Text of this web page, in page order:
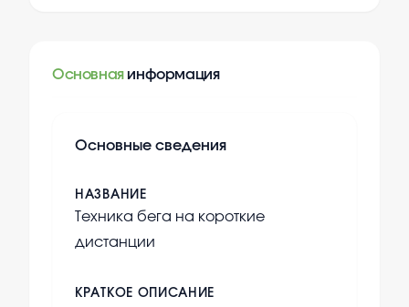
Основная информация
Основные сведения
НАЗВАНИЕ
Техника бега на короткие
дистанции
КРАТКОЕ ОПИСАНИЕ